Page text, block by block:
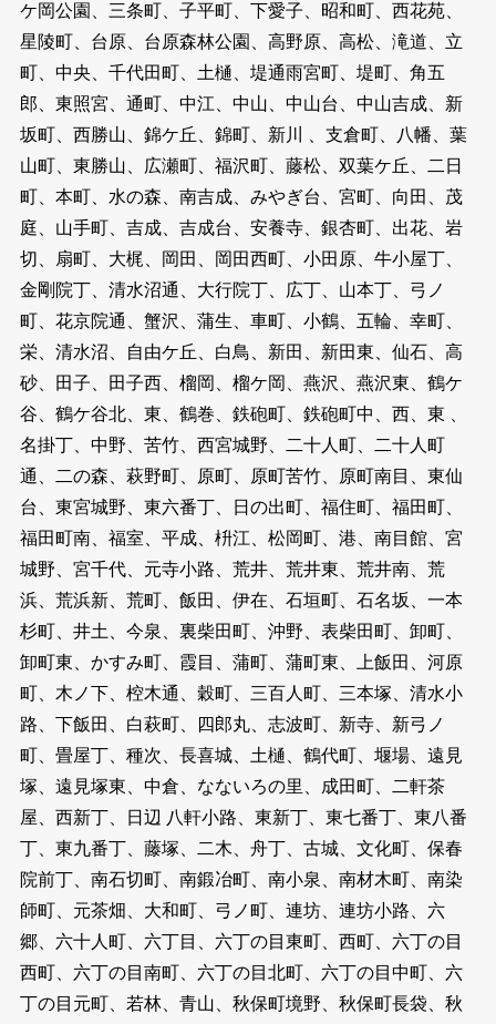
ケ岡公園、三条町、子平町、下愛子、昭和町、西花苑、
星陵町、台原、台原森林公園、高野原、高松、滝道、立
町、中央、千代田町、土樋、堤通雨宮町、堤町、角五
郎、東照宮、通町、中江、中山、中山台、中山吉成、新
坂町、西勝山、錦ケ丘、錦町、新川 、支倉町、八幡、葉
山町、東勝山、広瀬町、福沢町、藤松、双葉ケ丘、二日
町、本町、水の森、南吉成、みやぎ台、宮町、向田、茂
庭、山手町、吉成、吉成台、安養寺、銀杏町、出花、岩
切、扇町、大梶、岡田、岡田西町、小田原、牛小屋丁、
金剛院丁、清水沼通、大行院丁、広丁、山本丁、弓ノ
町、花京院通、蟹沢、蒲生、車町、小鶴、五輪、幸町、
栄、清水沼、自由ケ丘、白鳥、新田、新田東、仙石、高
砂、田子、田子西、榴岡、榴ケ岡、燕沢、燕沢東、鶴ケ
谷、鶴ケ谷北、東、鶴巻、鉄砲町、鉄砲町中、西、東 、
名掛丁、中野、苦竹、西宮城野、二十人町、二十人町
通、二の森、萩野町、原町、原町苦竹、原町南目、東仙
台、東宮城野、東六番丁、日の出町、福住町、福田町、
福田町南、福室、平成、枡江、松岡町、港、南目館、宮
城野、宮千代、元寺小路、荒井、荒井東、荒井南、荒
浜、荒浜新、荒町、飯田、伊在、石垣町、石名坂、一本
杉町、井土、今泉、裏柴田町、沖野、表柴田町、卸町、
卸町東、かすみ町、霞目、蒲町、蒲町東、上飯田、河原
町、木ノ下、椌木通、穀町、三百人町、三本塚、清水小
路、下飯田、白萩町、四郎丸、志波町、新寺、新弓ノ
町、畳屋丁、種次、長喜城、土樋、鶴代町、堰場、遠見
塚、遠見塚東、中倉、なないろの里、成田町、二軒茶
屋、西新丁、日辺 八軒小路、東新丁、東七番丁、東八番
丁、東九番丁、藤塚、二木、舟丁、古城、文化町、保春
院前丁、南石切町、南鍛冶町、南小泉、南材木町、南染
師町、元茶畑、大和町、弓ノ町、連坊、連坊小路、六
郷、六十人町、六丁目、六丁の目東町、西町、六丁の目
西町、六丁の目南町、六丁の目北町、六丁の目中町、六
丁の目元町、若林、青山、秋保町境野、秋保町長袋、秋